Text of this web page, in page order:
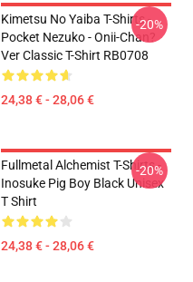
Kimetsu No Yaiba T-Shirts -
Pocket Nezuko - Onii-Chan?
Ver Classic T-Shirt RB0708
24,38 € - 28,06 €
-20%
Fullmetal Alchemist T-Shirts -
Inosuke Pig Boy Black Unisex
T Shirt
24,38 € - 28,06 €
-20%